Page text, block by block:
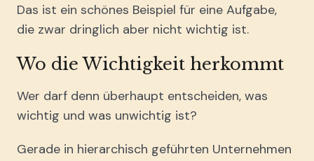
Das ist ein schönes Beispiel für eine Aufgabe,
die zwar dringlich aber nicht wichtig ist.
Wo die Wichtigkeit herkommt
Wer darf denn überhaupt entscheiden, was
wichtig und was unwichtig ist?
Gerade in hierarchisch geführten Unternehmen